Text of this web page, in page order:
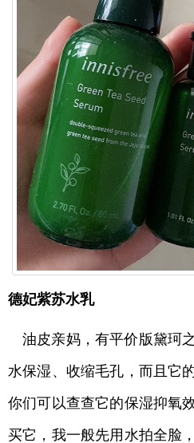
德妃紫苏水乳
油皮亲妈，有平价版黛珂
水保湿、收缩毛孔，而且它
你们可以查查它的保湿抑氧
买它，我一般先用水拍全脸